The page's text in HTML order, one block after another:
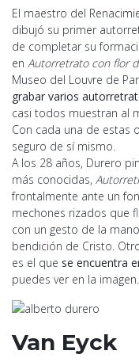
El maestro del
dibujó su primer
de completar su
en Autorretrato con flor
Museo del Louvre de
grabar varios
casi todos muestran al
Con cada una de estas
seguro de sí mismo.
A los 28 años, Durero
más conocidas,
frontalmente ante un
mechones rizados que
con un gesto de la
bendición de Cristo.
es el que se encuentra
puedes ver en la imagen.
Van Eyck